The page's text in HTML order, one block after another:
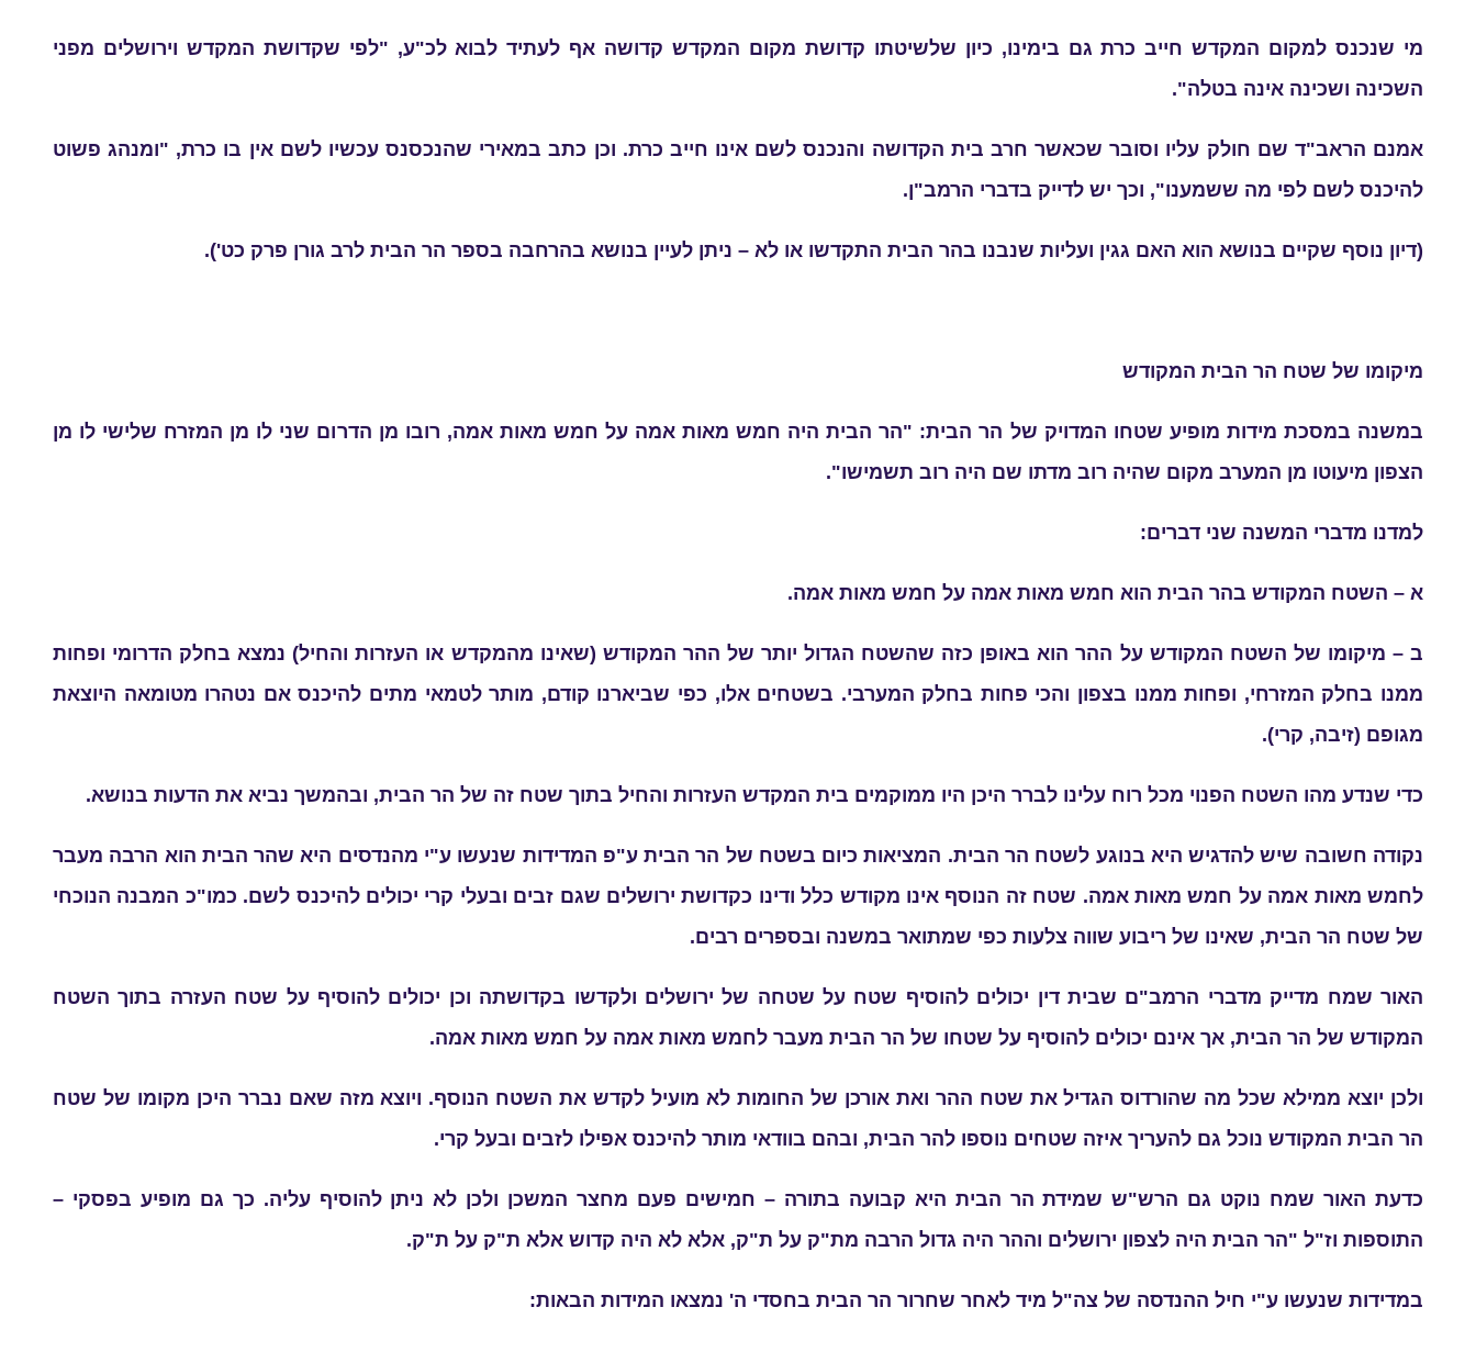
מי שנכנס למקום המקדש חייב כרת גם בימינו, כיון שלשיטתו קדושת מקום המקדש קדושה אף לעתיד לבוא לכ"ע, "לפי שקדושת המקדש וירושלים מפני
השכינה ושכינה אינה בטלה".
אמנם הראב"ד שם חולק עליו וסובר שכאשר חרב בית הקדושה והנכנס לשם אינו חייב כרת. וכן כתב במאירי שהנכסנס עכשיו לשם אין בו כרת, "ומנהג פשוט
להיכנס לשם לפי מה ששמענו", וכך יש לדייק בדברי הרמב"ן.
(דיון נוסף שקיים בנושא הוא האם גגין ועליות שנבנו בהר הבית התקדשו או לא – ניתן לעיין בנושא בהרחבה בספר הר הבית לרב גורן פרק כט').
מיקומו של שטח הר הבית המקודש
במשנה במסכת מידות מופיע שטחו המדויק של הר הבית: "הר הבית היה חמש מאות אמה על חמש מאות אמה, רובו מן הדרום שני לו מן המזרח שלישי לו מן
הצפון מיעוטו מן המערב מקום שהיה רוב מדתו שם היה רוב תשמישו".
למדנו מדברי המשנה שני דברים:
א – השטח המקודש בהר הבית הוא חמש מאות אמה על חמש מאות אמה.
ב – מיקומו של השטח המקודש על ההר הוא באופן כזה שהשטח הגדול יותר של ההר המקודש (שאינו מהמקדש או העזרות והחיל) נמצא בחלק הדרומי ופחות
ממנו בחלק המזרחי, ופחות ממנו בצפון והכי פחות בחלק המערבי. בשטחים אלו, כפי שביארנו קודם, מותר לטמאי מתים להיכנס אם נטהרו מטומאה היוצאת
מגופם (זיבה, קרי).
כדי שנדע מהו השטח הפנוי מכל רוח עלינו לברר היכן היו ממוקמים בית המקדש העזרות והחיל בתוך שטח זה של הר הבית, ובהמשך נביא את הדעות בנושא.
נקודה חשובה שיש להדגיש היא בנוגע לשטח הר הבית. המציאות כיום בשטח של הר הבית ע"פ המדידות שנעשו ע"י מהנדסים היא שהר הבית הוא הרבה מעבר
לחמש מאות אמה על חמש מאות אמה. שטח זה הנוסף אינו מקודש כלל ודינו כקדושת ירושלים שגם זבים ובעלי קרי יכולים להיכנס לשם. כמו"כ המבנה הנוכחי
של שטח הר הבית, שאינו של ריבוע שווה צלעות כפי שמתואר במשנה ובספרים רבים.
האור שמח מדייק מדברי הרמב"ם שבית דין יכולים להוסיף שטח על שטחה של ירושלים ולקדשו בקדושתה וכן יכולים להוסיף על שטח העזרה בתוך השטח
המקודש של הר הבית, אך אינם יכולים להוסיף על שטחו של הר הבית מעבר לחמש מאות אמה על חמש מאות אמה.
ולכן יוצא ממילא שכל מה שהורדוס הגדיל את שטח ההר ואת אורכן של החומות לא מועיל לקדש את השטח הנוסף. ויוצא מזה שאם נברר היכן מקומו של שטח
הר הבית המקודש נוכל גם להעריך איזה שטחים נוספו להר הבית, ובהם בוודאי מותר להיכנס אפילו לזבים ובעל קרי.
כדעת האור שמח נוקט גם הרש"ש שמידת הר הבית היא קבועה בתורה – חמישים פעם מחצר המשכן ולכן לא ניתן להוסיף עליה. כך גם מופיע בפסקי –
התוספות וז"ל "הר הבית היה לצפון ירושלים וההר היה גדול הרבה מת"ק על ת"ק, אלא לא היה קדוש אלא ת"ק על ת"ק.
במדידות שנעשו ע"י חיל ההנדסה של צה"ל מיד לאחר שחרור הר הבית בחסדי ה' נמצאו המידות הבאות: